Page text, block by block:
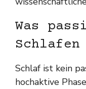
Was
Schlafen
Schlaf ist kein
hochaktive